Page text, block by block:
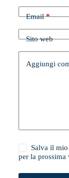
Email*
Sito web
Aggiungi
Salva il
per la prossima